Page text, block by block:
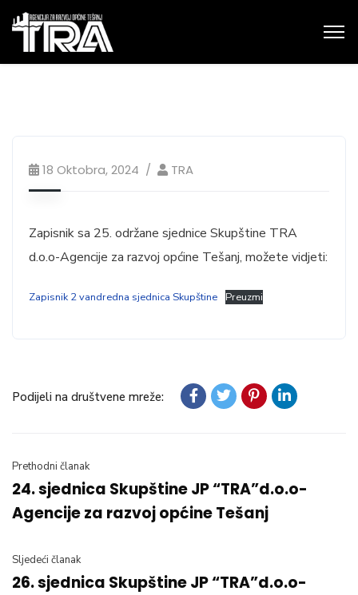
18 Oktobra, 2024 TRA
Zapisnik sa 25. održane sjednice Skupštine TRA
d.o.o-Agencije za razvoj općine Tešanj, možete vidjeti:
Zapisnik 2 vandredna sjednica Skupštine Preuzmi
Podijeli na društvene mreže:
Prethodni članak
24. sjednica Skupštine JP “TRA”d.o.o-
Agencije za razvoj općine Tešanj
Sljedeći članak
26. sjednica Skupštine JP “TRA”d.o.o-